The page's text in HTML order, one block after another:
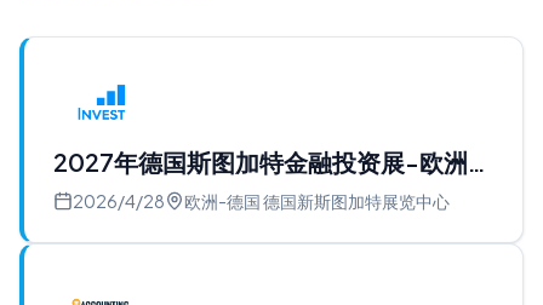
2027年德国斯图加特金融投资展-欧洲金
融展
2026/4/28 欧洲-德国 德国新斯图加特展览中心